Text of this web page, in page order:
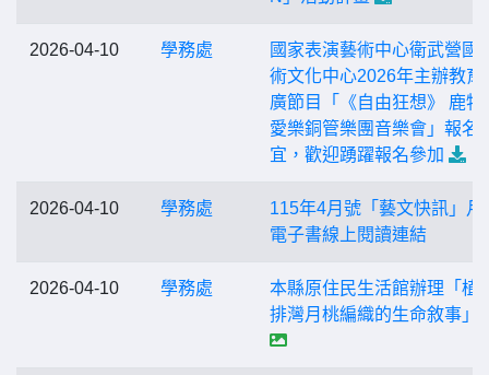
2026-04-10 學務處
國家表演藝術中心衛武營國
術文化中心2026年主辦教育
廣節目「《自由狂想》 鹿特
愛樂銅管樂團音樂會」報名
宜，歡迎踴躍報名參加
2026-04-10 學務處
115年4月號「藝文快訊」月
電子書線上閱讀連結
2026-04-10 學務處
本縣原住民生活館辦理「植
排灣月桃編織的生命敘事」